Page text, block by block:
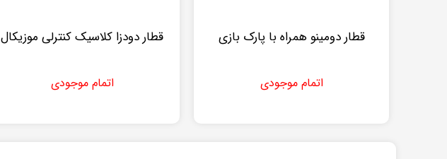
قطار دومینو همراه با پارک بازی
اتمام موجودی
قطار دودزا کلاسیک کنترلی موزیکال
اتمام موجودی